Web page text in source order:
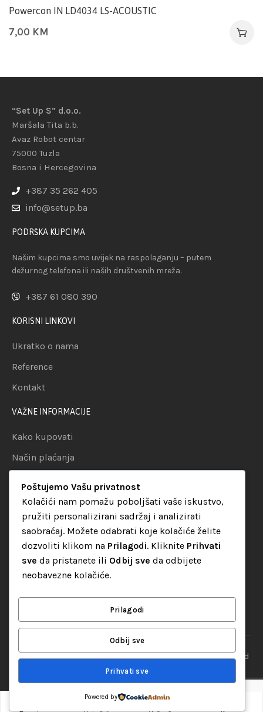
Powercon IN LD4034 LS-ACOUSTIC
7,00 KM
“Set Up S” d.o.o.
Maršala Tita b.b.
Avaz Robot centar
75000 Tuzla
Bosna i Hercegovina
+387 35 262 405
info@setup.ba
PODRŠKA KUPCIMA
Našim kupcima smo uvijek na raspolaganju – putem
dežurnog telefona ili naših društvenih mreža.
+387 61 080 390
KORISNI LINKOVI
Ukratko o nama
Reference
Kontakt
VAŽNE INFORMACIJE
Kako kupovati
Način plaćanja
Politika privatnosti
KATEGORIJE
Audio oprema
LED dekorativna rasvjeta
“Set Up S” d.o.o. Tuzla, sva prava pridržana© 2026 || Designed
Dodaj u korpu
Poštujemo Vašu privatnost
Kolačići nam pomažu poboljšati vaše iskustvo,
pružiti personalizirani sadržaj i analizirati
saobraćaj. Možete odabrati koje kolačiće želite
dozvoliti klikom na Prilagodi. Kliknite Prihvati
sve da pristanete ili Odbij sve da odbijete
neobavezne kolačiće.
Prilagodi
Odbij sve
Prihvati sve
Powered by